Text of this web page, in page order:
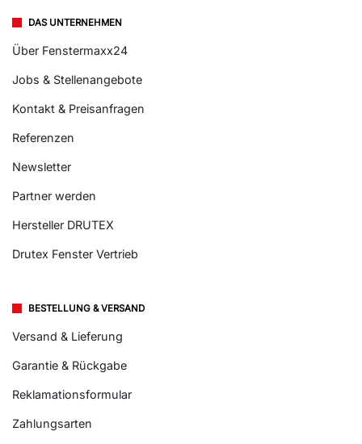
DAS UNTERNEHMEN
Über Fenstermaxx24
Jobs & Stellenangebote
Kontakt & Preisanfragen
Referenzen
Newsletter
Partner werden
Hersteller DRUTEX
Drutex Fenster Vertrieb
BESTELLUNG & VERSAND
Versand & Lieferung
Garantie & Rückgabe
Reklamationsformular
Zahlungsarten